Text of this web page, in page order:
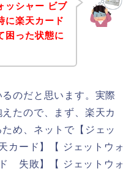
ッシャー ビブ
に楽天カード
困った状態に
のだと思います。実際
たので、まず、楽天カ
め、ネットで【ジェッ
カード】【 ジェットウォ
失敗】【 ジェットウォ